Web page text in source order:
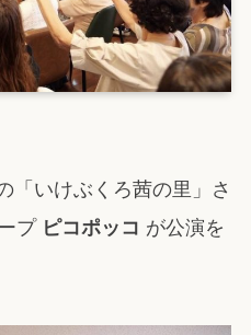
「いけぶくろ茜の里」さ
プ ピコポッコ が公演を